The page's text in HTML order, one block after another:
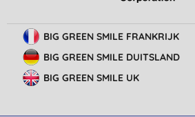
BIG GREEN SMILE FRANKRIJK
BIG GREEN SMILE DUITSLAND
BIG GREEN SMILE UK